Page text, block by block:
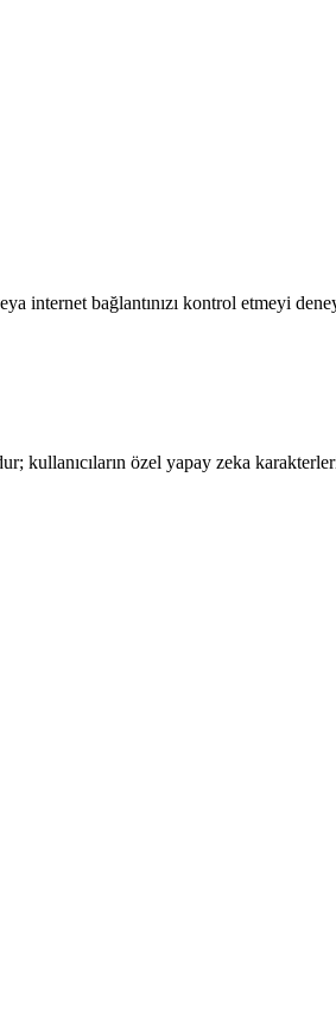
internet bağlantınızı kontrol etmeyi
özel yapay zeka